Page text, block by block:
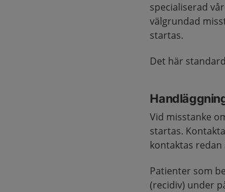
specialiserad
välgrundad
startas.
Det här
Vid misstanke
startas.
kontaktas
Patienter som
(recidiv) under